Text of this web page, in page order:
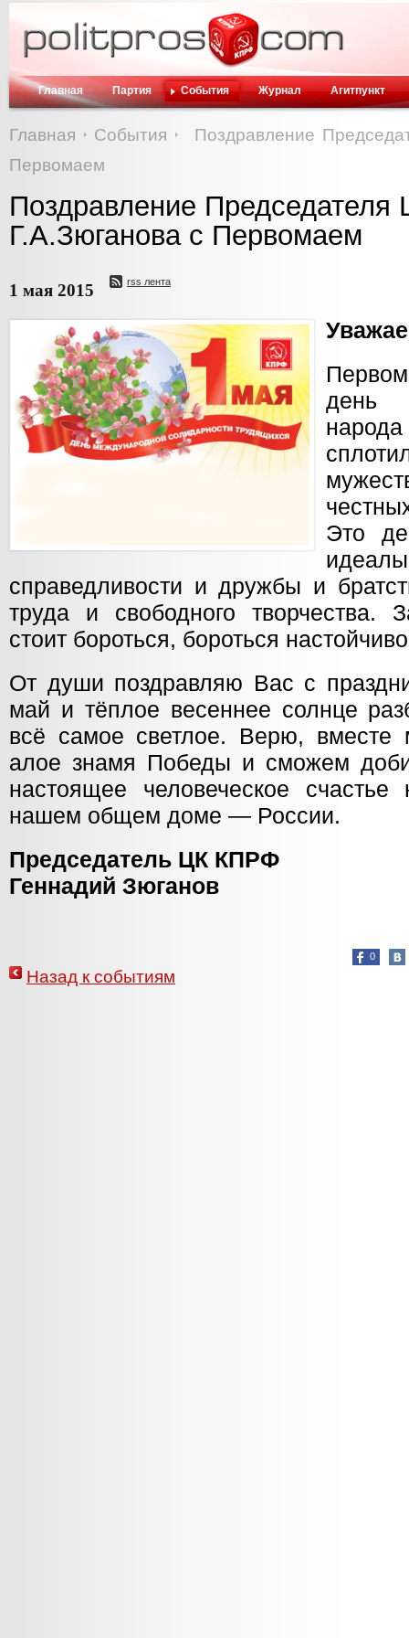
Главная Партия События Журнал Агитпункт
Главная События
Поздравление
Первомаем
Поздравление
Г.А.Зюганова с Первомаем
1 мая 2015 rss лента
день
Это
справедливости и дружбы и
труда и свободного творчества.
стоит бороться, бороться
От души поздравляю Вас с
май и тёплое весеннее солнце
всё самое светлое. Верю,
алое знамя Победы и сможем
настоящее человеческое счастье
нашем общем доме — России.
Председатель ЦК КПРФ
Геннадий Зюганов
0
Назад к событиям